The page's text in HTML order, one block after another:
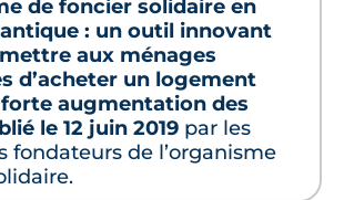
de foncier solidaire en
: un outil innovant
aux ménages
d’acheter un logement
augmentation des
le 12 juin 2019 par les
fondateurs de l’organisme